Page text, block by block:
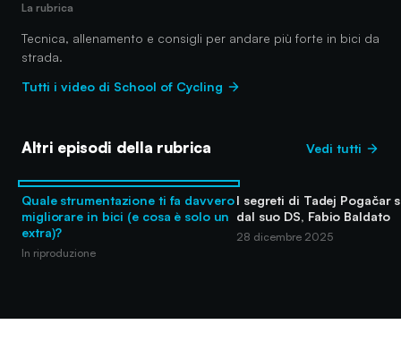
La rubrica
Tecnica, allenamento e consigli per andare più forte in bici da
strada.
Tutti i video di School of Cycling
Altri episodi della rubrica Vedi tutti
Quale strumentazione ti fa davvero
migliorare in bici (e cosa è solo un
extra)?
In riproduzione
I segreti di Tadej Pogačar
dal suo DS, Fabio Baldato
28 dicembre 2025